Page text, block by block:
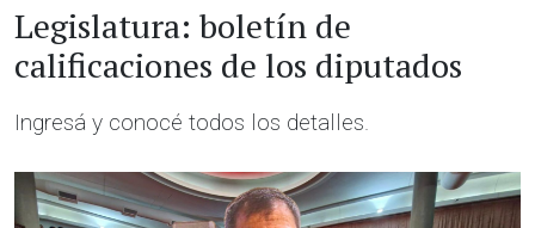
Legislatura: boletín de
calificaciones de los diputados
Ingresá y conocé todos los detalles.